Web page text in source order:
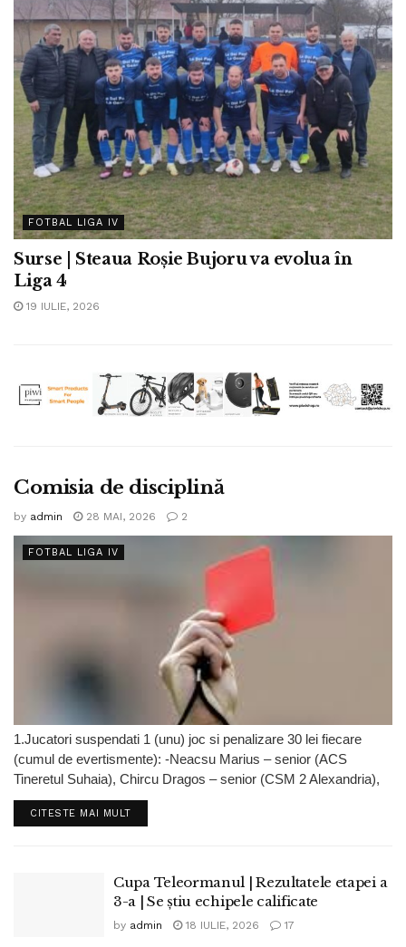
FOTBAL LIGA IV
Surse | Steaua Roșie Bujoru va evolua în
Liga 4
19 IULIE, 2026
Comisia de disciplină
by admin 28 MAI, 2026 2
FOTBAL LIGA IV
1.Jucatori suspendati 1 (unu) joc si penalizare 30 lei fiecare
(cumul de evertismente): -Neacsu Marius – senior (ACS
Tineretul Suhaia), Chircu Dragos – senior (CSM 2 Alexandria),
Balan Stefan – senior (ACS Dinamic Kids Videle). 2. Jucator
suspendat 1 (unu)...
CITESTE MAI MULTDETAILS
Cupa Teleormanul | Rezultatele etapei a
3-a | Se știu echipele calificate
by admin 18 IULIE, 2026 17